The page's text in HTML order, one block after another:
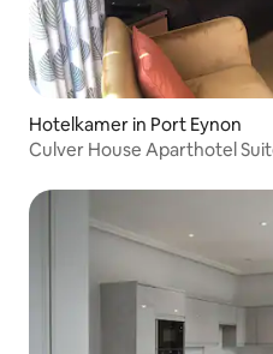
Hotelkamer in Port Eynon
Culver House Aparthotel